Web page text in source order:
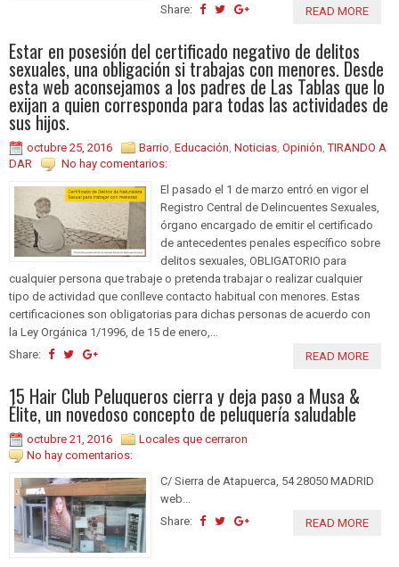
Share:
READ MORE
Estar en posesión del certificado negativo de delitos
sexuales, una obligación si trabajas con menores. Desde
esta web aconsejamos a los padres de Las Tablas que lo
exijan a quien corresponda para todas las actividades de
sus hijos.
octubre 25, 2016 Barrio, Educación, Noticias, Opinión,TIRANDO A
DAR
No hay comentarios:
El pasado el 1 de marzo entró en vigor el
Registro Central de Delincuentes Sexuales,
órgano encargado de emitir el certificado
de antecedentes penales específico sobre
delitos sexuales, OBLIGATORIO para
cualquier persona que trabaje o pretenda trabajar o realizar cualquier
tipo de actividad que conlleve contacto habitual con menores. Estas
certificaciones son obligatorias para dichas personas de acuerdo con
la Ley Orgánica 1/1996, de 15 de enero,...
Share:
READ MORE
15 Hair Club Peluqueros cierra y deja paso a Musa &
Élite, un novedoso concepto de peluquería saludable
octubre 21, 2016
Locales que cerraron
No hay comentarios:
C/ Sierra de Atapuerca, 54 28050 MADRID
web...
Share:
READ MORE